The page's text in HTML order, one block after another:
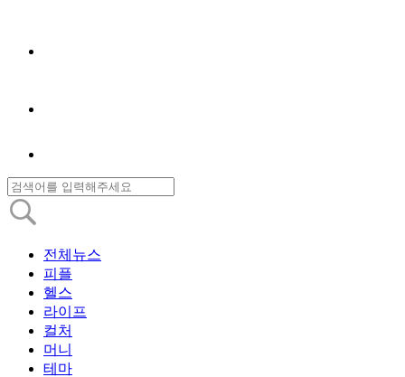
전체뉴스
피플
헬스
라이프
컬처
머니
테마